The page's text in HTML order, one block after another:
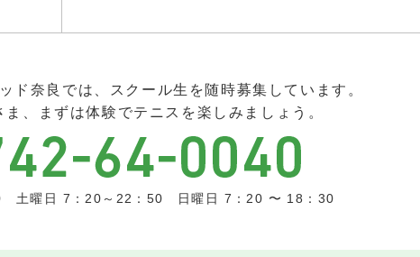
ド奈良では、スクール生を随時募集しています。
、まずは体験でテニスを楽しみましょう。
土曜日 7：20～22：50 日曜日 7：20 〜 18：30